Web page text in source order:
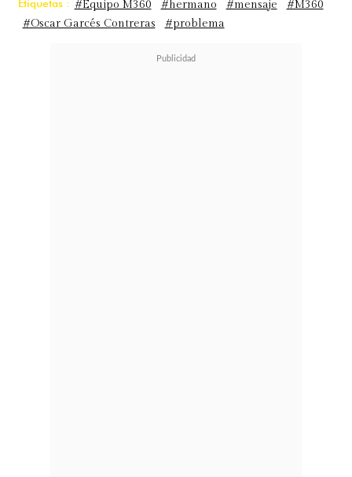
Etiquetas : #Equipo M360 #hermano #mensaje
#M360
#Oscar Garcés Contreras
#problema